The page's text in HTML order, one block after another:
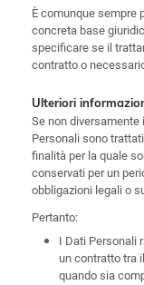
È comunque sempre
concreta base
specificare se il
contratto o
Ulteriori
Se non
Personali sono
finalità per la quale
conservati per un
obbligazioni legali o
Pertanto:
I Dati Personali
un contratto tra
quando sia